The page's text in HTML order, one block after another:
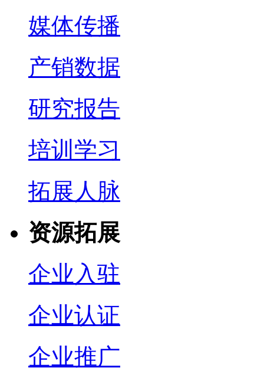
媒体传播
产销数据
研究报告
培训学习
拓展人脉
资源拓展
企业入驻
企业认证
企业推广